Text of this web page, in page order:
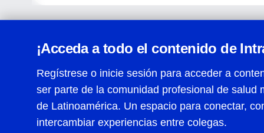
¡Acceda a todo el contenido de
Regístrese o inicie sesión para acceder a
ser parte de la comunidad profesional de salud
de Latinoamérica. Un espacio para conectar,
intercambiar experiencias entre colegas.
Centro de Ayuda
Términos y condiciones| Políticas de privacidad